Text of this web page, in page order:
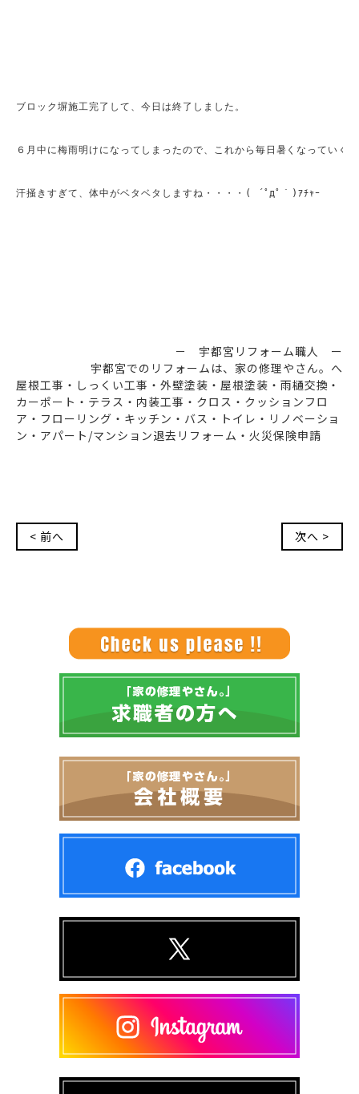
ブロック塀施工完了して、今日は終了しました。
６月中に梅雨明けになってしまったので、これから毎日暑くなってい
汗掻きすぎて、体中がベタベタしますね・・・・( ´ﾟдﾟ｀)ｱﾁｬｰ
－ 宇都宮リフォーム職人 ー
宇都宮でのリフォームは、家の修理やさん。へ
屋根工事・しっくい工事・外壁塗装・屋根塗装・雨樋交換・
カーポート・テラス・内装工事・クロス・クッションフロ
ア・フローリング・キッチン・バス・トイレ・リノベーショ
ン・アパート/マンション退去リフォーム・火災保険申請
< 前へ 次へ >